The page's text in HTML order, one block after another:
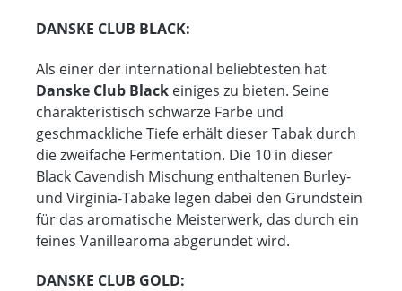
DANSKE CLUB BLACK:
Als einer der international beliebtesten hat
Danske Club Black einiges zu bieten. Seine
charakteristisch schwarze Farbe und
geschmackliche Tiefe erhält dieser Tabak durch
die zweifache Fermentation. Die 10 in dieser
Black Cavendish Mischung enthaltenen Burley-
und Virginia-Tabake legen dabei den Grundstein
für das aromatische Meisterwerk, das durch ein
feines Vanillearoma abgerundet wird.
DANSKE CLUB GOLD: